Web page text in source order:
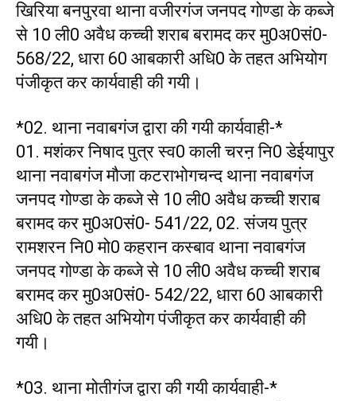
खिरिया बनपुरवा थाना वजीरगंज जनपद गोण्डा के कब्जे
से 10 ली0 अवैध कच्ची शराब बरामद कर मु0अ0सं0-
568/22, धारा 60 आबकारी अधि0 के तहत अभियोग
पंजीकृत कर कार्यवाही की गयी।
*02. थाना नवाबगंज द्वारा की गयी कार्यवाही-*
01. मशंकर निषाद पुत्र स्व0 काली चरऩ नि0 डेईयापुर
थाना नवाबगंज मौजा कटराभोगचन्द थाना नवाबगंज
जनपद गोण्डा के कब्जे से 10 ली0 अवैध कच्ची शराब
बरामद कर मु0अ0सं0- 541/22, 02. संजय पुत्र
रामशरन नि0 मो0 कहरान कस्बाव थाना नवाबगंज
जनपद गोण्डा के कब्जे से 10 ली0 अवैध कच्ची शराब
बरामद कर मु0अ0सं0- 542/22, धारा 60 आबकारी
अधि0 के तहत अभियोग पंजीकृत कर कार्यवाही की
गयी।
*03. थाना मोतीगंज द्वारा की गयी कार्यवाही-*